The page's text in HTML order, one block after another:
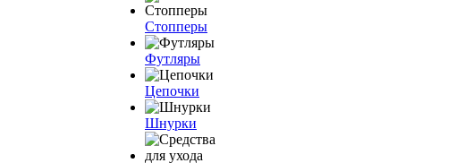
Стопперы
Футляры
Цепочки
Шнурки